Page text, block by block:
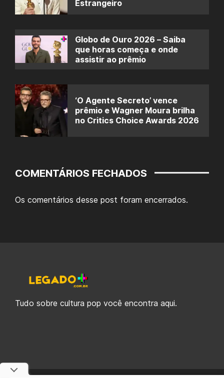
Estrangeiro
Globo de Ouro 2026 – Saiba
que horas começa e onde
assistir ao prêmio
‘O Agente Secreto’ vence
prêmio e Wagner Moura brilha
no Critics Choice Awards 2026
COMENTÁRIOS FECHADOS
Os comentários desse post foram encerrados.
Tudo sobre cultura pop você encontra aqui.